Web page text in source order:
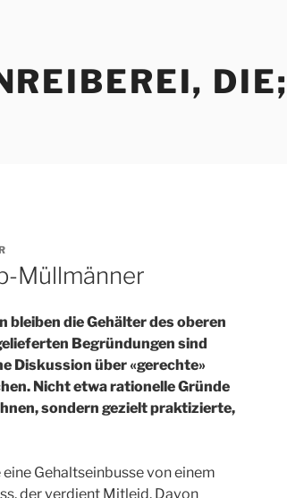
Müllmänner
bleiben die Gehälter des oberen
Begründungen sind
Diskussion über «gerechte»
Nicht etwa rationelle Gründe
sondern gezielt praktizierte,
Gehaltseinbusse von einem
der verdient Mitleid. Davon